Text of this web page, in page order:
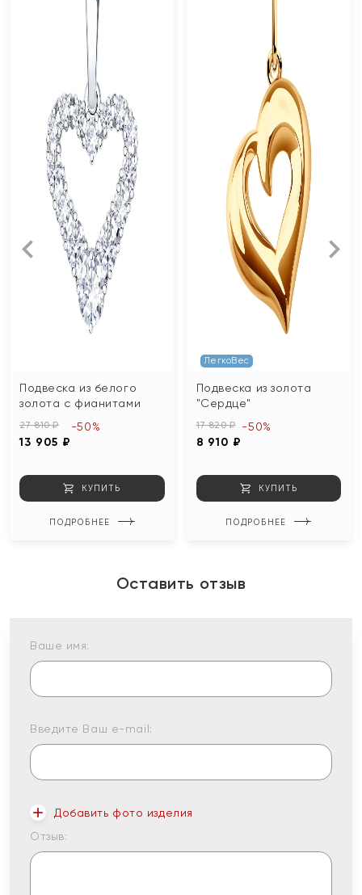
Подвеска из белого
золота с фианитами
27 810 ₽
13 905 ₽
-50%
КУПИТЬ
ПОДРОБНЕЕ
ЛегкоВес
Подвеска из золота
"Сердце"
17 820 ₽
8 910 ₽
-50%
КУПИТЬ
ПОДРОБНЕЕ
Оставить отзыв
Ваше имя:
Введите Ваш e-mail:
Добавить фото изделия
Отзыв: